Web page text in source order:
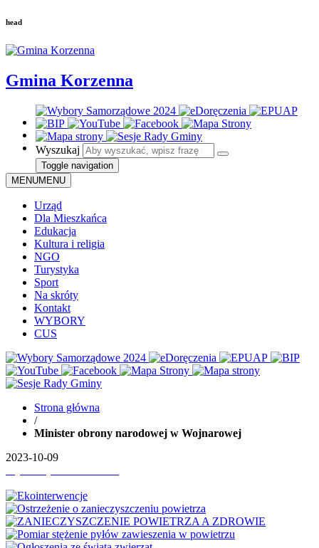
head
Gmina Korzenna
Wyszukaj
Toggle navigation
MENUMENU
Urząd
Dla Mieszkańca
Edukacja
Kultura i religia
NGO
Turystyka
Sport
Na skróty
Kontakt
WYBORY
CUS
Strona główna
/
Minister obrony narodowej w Wojnarowej
2023-10-09